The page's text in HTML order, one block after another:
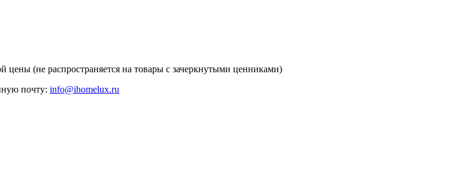
цены (не распространяется на товары с зачеркнутыми ценниками)
почту: info@ihomelux.ru